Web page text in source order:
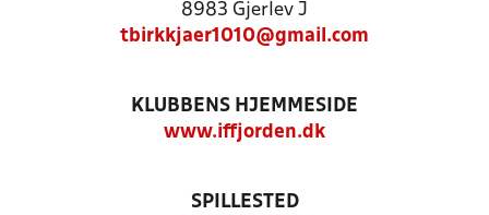
8983 Gjerlev J
tbirkkjaer1010@gmail.com
KLUBBENS HJEMMESIDE
www.iffjorden.dk
SPILLESTED